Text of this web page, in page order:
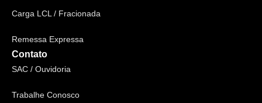
Carga LCL / Fracionada
Remessa Expressa
Contato
SAC / Ouvidoria
Trabalhe Conosco